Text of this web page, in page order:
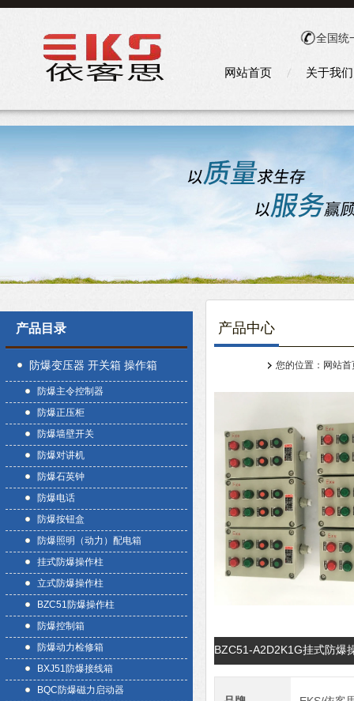
全国统
网站首页 关于我们
产品目录
防爆变压器 开关箱 操作箱
防爆主令控制器
防爆正压柜
防爆墙壁开关
防爆对讲机
防爆石英钟
防爆电话
防爆按钮盒
防爆照明（动力）配电箱
挂式防爆操作柱
立式防爆操作柱
BZC51防爆操作柱
防爆控制箱
防爆动力检修箱
BXJ51防爆接线箱
BQC防爆磁力启动器
产品中心
您的位置： 网站首
BZC51-A2D2K1G挂式防爆